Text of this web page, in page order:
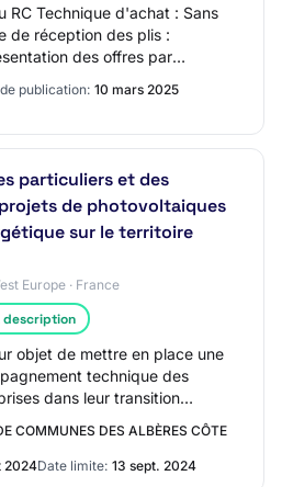
RC Technique d'achat : Sans
de réception des plis :
des offres par
publication: 10 mars 2025
particuliers et des
de photovoltaiques
sur le territoire
Europe · France
description
objet de mettre en place une
technique des
dans leur transition
projets photovoltaï…
COMMUNES DES ALBÈRES CÔTE
2024Date limite: 13 sept. 2024